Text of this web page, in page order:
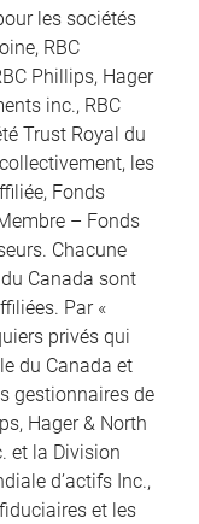
les sociétés
RBC
Phillips, Hager
inc., RBC
Trust Royal du
les
Fonds
– Fonds
Chacune
Canada sont
Par «
privés qui
du Canada et
gestionnaires de
Hager & North
et la Division
d’actifs Inc.,
et les